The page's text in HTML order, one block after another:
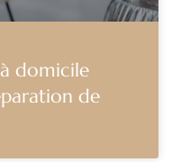
domicile
de